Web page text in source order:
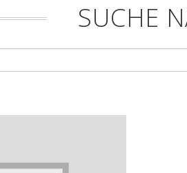
SUCHE